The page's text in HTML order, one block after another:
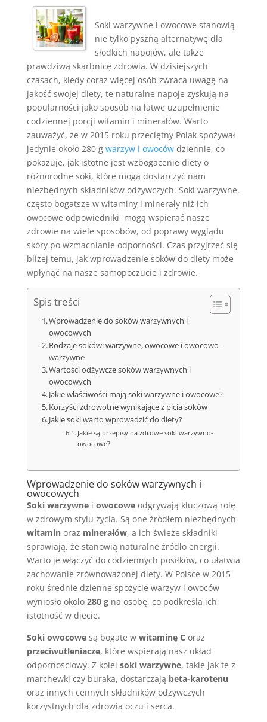
Soki warzywne i owocowe stanowią
nie tylko pyszną alternatywę dla
słodkich napojów, ale także
prawdziwą skarbnicę zdrowia. W dzisiejszych
czasach, kiedy coraz więcej osób zwraca uwagę na
jakość swojej diety, te naturalne napoje zyskują na
popularności jako sposób na łatwe uzupełnienie
codziennej porcji witamin i minerałów. Warto
zauważyć, że w 2015 roku przeciętny Polak spożywał
jedynie około 280 g warzyw i owocówdziennie, co
pokazuje, jak istotne jest wzbogacenie diety o
różnorodne soki, które mogą dostarczyć nam
niezbędnych składników odżywczych. Soki warzywne,
często bogatsze w witaminy i minerały niż ich
owocowe odpowiedniki, mogą wspierać nasze
zdrowie na wiele sposobów, od poprawy wyglądu
skóry po wzmacnianie odporności. Czas przyjrzeć się
bliżej temu, jak wprowadzenie soków do diety może
wpłynąć na nasze samopoczucie i zdrowie.
Spis treści
Wprowadzenie do soków warzywnych i
owocowych
Rodzaje soków: warzywne, owocowe i owocowo-
warzywne
Wartości odżywcze soków warzywnych i
owocowych
Jakie właściwości mają soki warzywne i owocowe?
Korzyści zdrowotne wynikające z picia soków
Jakie soki warto wprowadzić do diety?
Jakie są przepisy na zdrowe soki warzywno-
owocowe?
Wprowadzenie do soków warzywnych i
owocowych
Soki warzywnei owocoweodgrywają kluczową rolę
w zdrowym stylu życia. Są one źródłem niezbędnych
witaminoraz minerałów, a ich świeże składniki
sprawiają, że stanowią naturalne źródło energii.
Warto je włączyć do codziennych posiłków, co ułatwia
zachowanie zrównoważonej diety. W Polsce w 2015
roku średnie dzienne spożycie warzyw i owoców
wyniosło około 280 gna osobę, co podkreśla ich
istotność w diecie.
Soki owocowesą bogate w witaminę C oraz
przeciwutleniacze, które wspierają nasz układ
odpornościowy. Z kolei soki warzywne, takie jak te z
marchewki czy buraka, dostarczają beta-karotenu
oraz innych cennych składników odżywczych
korzystnych dla zdrowia oczu i serca.